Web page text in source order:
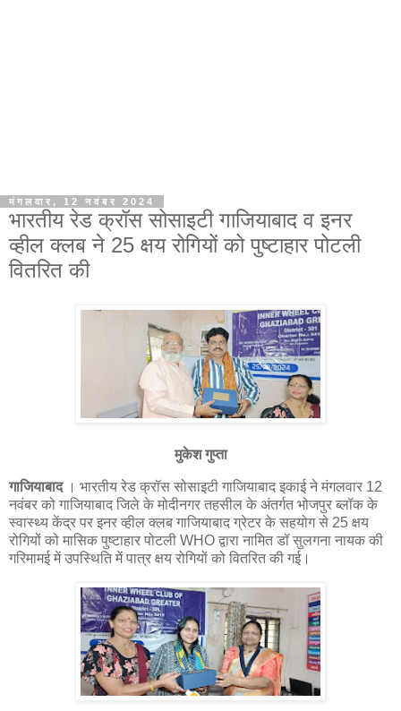
मंगलवार, 12 नवंबर 2024
भारतीय रेड क्रॉस सोसाइटी गाजियाबाद व इनर
व्हील क्लब ने 25 क्षय रोगियों को पुष्टाहार पोटली
वितरित की
मुकेश गुप्ता
गाजियाबाद। भारतीय रेड क्रॉस सोसाइटी गाजियाबाद इकाई ने मंगलवार 12
नवंबर को गाजियाबाद जिले के मोदीनगर तहसील के अंतर्गत भोजपुर ब्लॉक के
स्वास्थ्य केंद्र पर इनर व्हील क्लब गाजियाबाद ग्रेटर के सहयोग से 25 क्षय
रोगियों को मासिक पुष्टाहार पोटली WHO द्वारा नामित डॉ सुलगना नायक की
गरिमामई में उपस्थिति में पात्र क्षय रोगियों को वितरित की गई।